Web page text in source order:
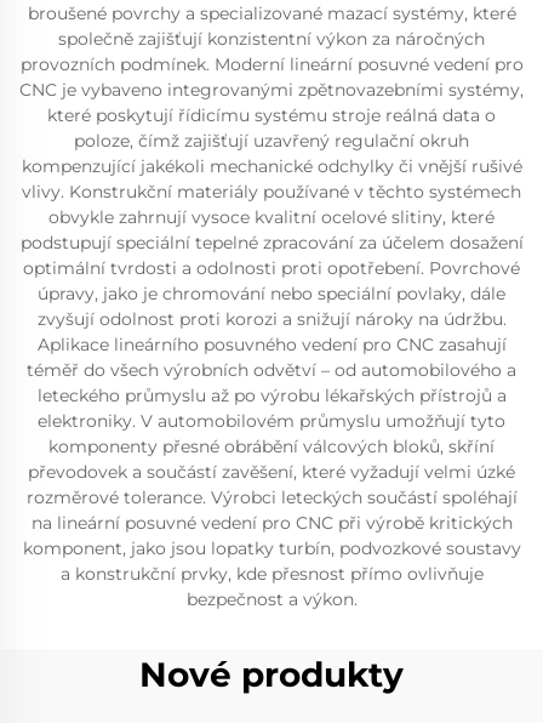
broušené povrchy a specializované mazací systémy, které
společně zajišťují konzistentní výkon za náročných
provozních podmínek. Moderní lineární posuvné vedení pro
CNC je vybaveno integrovanými zpětnovazebními systémy,
které poskytují řídicímu systému stroje reálná data o
poloze, čímž zajišťují uzavřený regulační okruh
kompenzující jakékoli mechanické odchylky či vnější rušivé
vlivy. Konstrukční materiály používané v těchto systémech
obvykle zahrnují vysoce kvalitní ocelové slitiny, které
podstupují speciální tepelné zpracování za účelem dosažení
optimální tvrdosti a odolnosti proti opotřebení. Povrchové
úpravy, jako je chromování nebo speciální povlaky, dále
zvyšují odolnost proti korozi a snižují nároky na údržbu.
Aplikace lineárního posuvného vedení pro CNC zasahují
téměř do všech výrobních odvětví – od automobilového a
leteckého průmyslu až po výrobu lékařských přístrojů a
elektroniky. V automobilovém průmyslu umožňují tyto
komponenty přesné obrábění válcových bloků, skříní
převodovek a součástí zavěšení, které vyžadují velmi úzké
rozměrové tolerance. Výrobci leteckých součástí spoléhají
na lineární posuvné vedení pro CNC při výrobě kritických
komponent, jako jsou lopatky turbín, podvozkové soustavy
a konstrukční prvky, kde přesnost přímo ovlivňuje
bezpečnost a výkon.
Nové produkty